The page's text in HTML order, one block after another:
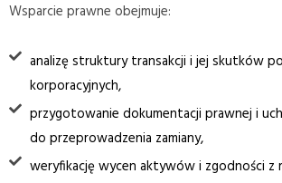
Wsparcie prawne obejmuje:
analizę struktury transakcji i jej skutków
korporacyjnych,
przygotowanie dokumentacji prawnej i
do przeprowadzenia zamiany,
weryfikację wycen aktywów i zgodności z